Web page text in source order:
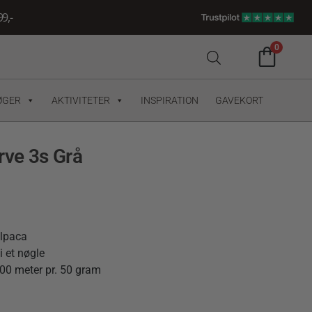
0
AKTIVITETER INSPIRATION GAVEKORT
3s Grå
et nøgle
meter pr. 50 gram